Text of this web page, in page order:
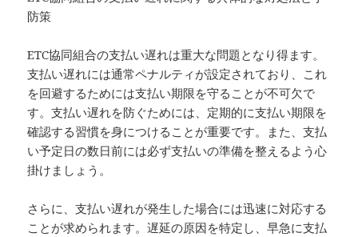
防策
ETC協同組合の支払い遅れは重大な問題となり得ます。
支払い遅れには通常ペナルティが設定されており、これ
を回避するためには支払い期限を守ることが不可欠で
す。支払い遅れを防ぐためには、定期的に支払い期限を
確認する習慣を身につけることが重要です。また、支払
い予定日の数日前には必ず支払いの準備を整えるよう心
掛けましょう。
さらに、支払い遅れが発生した場合には迅速に対応する
ことが求められます。遅延の原因を特定し、早急に支払